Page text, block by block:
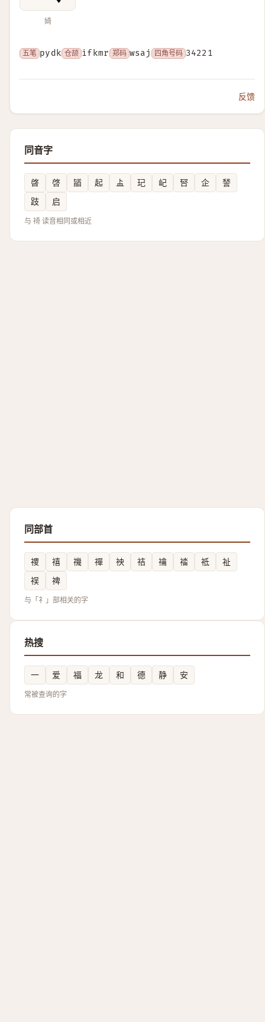
婍
五笔 pydk 仓颉 ifkmr 郑码 wsaj 四角号码 34221
反馈
同音字
晵 啓 䭫 起 盀 玘 屺 唘 企
諬
跂
启
与 䄎 读音相同或相近
同部首
禝 禧 禨 禪 䄃 祮 禴 䄕 祗
祉
祦
禆
与「礻」部相关的字
热搜
一 爱 福 龙 和 德 静 安
常被查询的字